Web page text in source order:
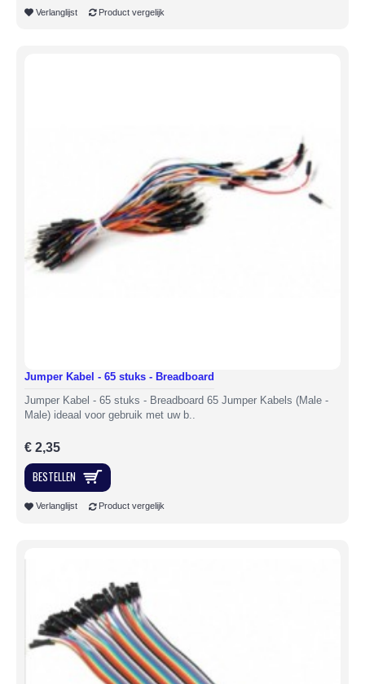
Verlanglijst Product vergelijk
Jumper Kabel - 65 stuks - Breadboard
Jumper Kabel - 65 stuks - Breadboard 65 Jumper Kabels (Male -
Male) ideaal voor gebruik met uw b..
€ 2,35
BESTELLEN
Verlanglijst Product vergelijk